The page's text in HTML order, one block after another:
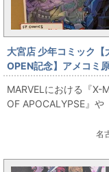
大宮店 少年コミック【
OPEN記念】アメコミ
出します！
MARVELにおける『X-
OF APOCALYPSE』や
名